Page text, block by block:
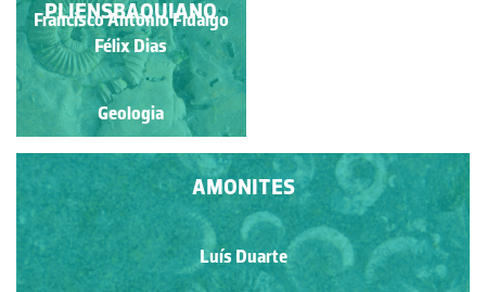
Francisco António Fidalgo
Félix Dias
Geologia
PLIENSBAQUIANO
Francisco António Fidalgo
Félix Dias
Geologia
AMONITES
Luís Duarte